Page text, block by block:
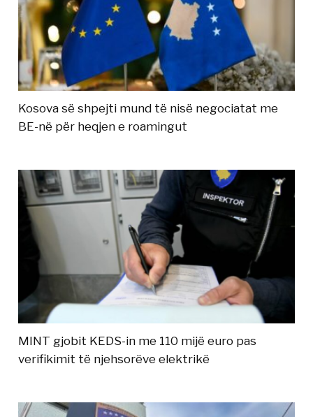
Kosova së shpejti mund të nisë negociatat me
BE-në për heqjen e roamingut
MINT gjobit KEDS-in me 110 mijë euro pas
verifikimit të njehsorëve elektrikë